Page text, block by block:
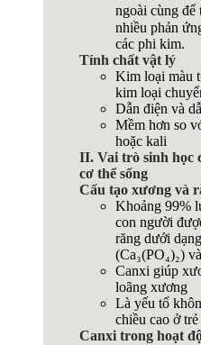
ngoài cùng để
nhiều phản
các phi kim.
Tính chất vật lý
Kim loại màu
kim loại
Dẫn điện và
Mềm hơn so
hoặc kali
II. Vai trò sinh học
cơ thể sống
Cấu tạo xương và
Khoảng 99%
con người
răng dưới
(Ca₃(PO₄)₂)
Canxi giúp
loãng xương
Là yếu tố
chiều cao ở
Canxi trong hoạt